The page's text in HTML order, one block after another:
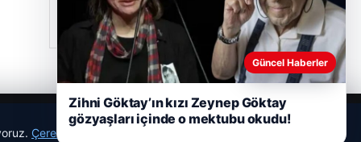
Çerez Politikamız
Güncel Haberler
Zihni Göktay’ın kızı Zeynep Göktay
gözyaşları içinde o mektubu okudu!